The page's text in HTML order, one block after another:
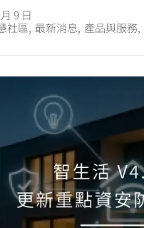
9 日
社區, 最新消息, 產品與服務,